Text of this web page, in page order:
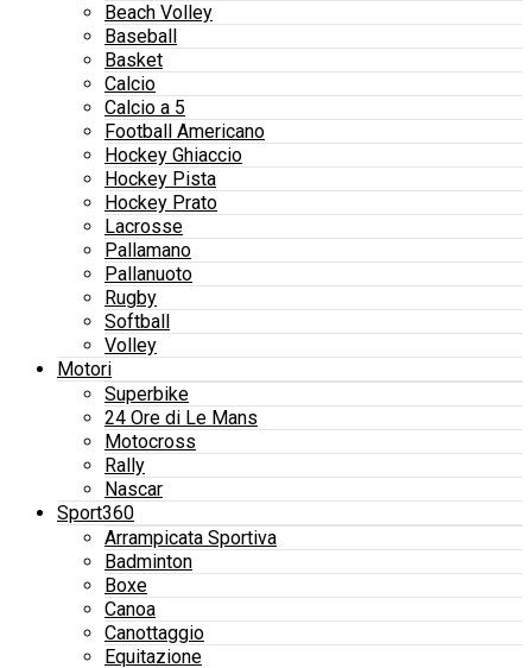
Beach Volley
Baseball
Basket
Calcio
Calcio a 5
Football Americano
Hockey Ghiaccio
Hockey Pista
Hockey Prato
Lacrosse
Pallamano
Pallanuoto
Rugby
Softball
Volley
Motori
Superbike
24 Ore di Le Mans
Motocross
Rally
Nascar
Sport360
Arrampicata Sportiva
Badminton
Boxe
Canoa
Canottaggio
Equitazione